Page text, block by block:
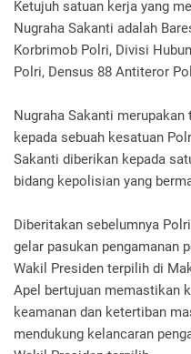
Ketujuh satuan kerja yang
Nugraha Sakanti adalah
Korbrimob Polri, Divisi
Polri, Densus 88 Antiteror
Nugraha Sakanti
kepada sebuah kesatuan
Sakanti diberikan kepada
bidang kepolisian yang
Diberitakan sebelumnya
gelar pasukan pengamanan
Wakil Presiden terpilih di
Apel bertujuan memastikan
keamanan dan ketertiban
mendukung kelancaran